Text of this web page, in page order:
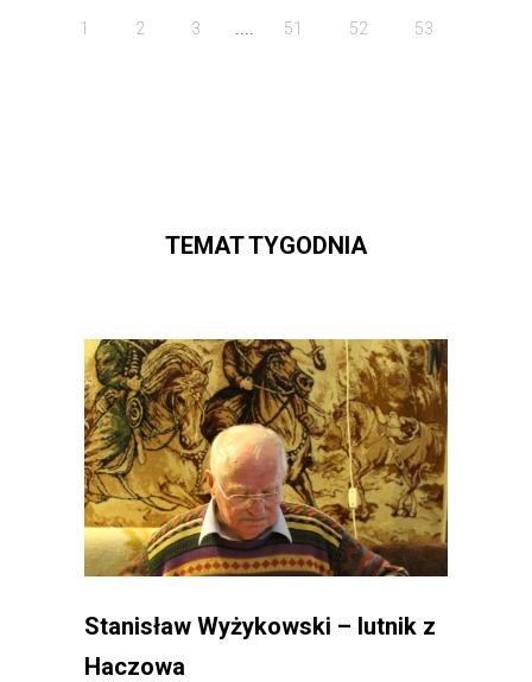
1 2 3 51 52 53
TEMAT TYGODNIA
Stanisław Wyżykowski – lutnik z
Haczowa